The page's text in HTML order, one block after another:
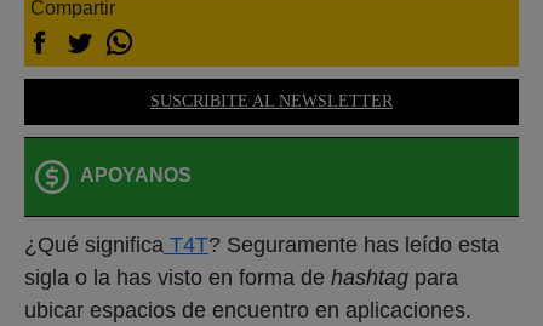
Compartir
SUSCRIBITE AL NEWSLETTER
APOYANOS
¿Qué significa T4T? Seguramente has leído esta
sigla o la has visto en forma de hashtag para
ubicar espacios de encuentro en aplicaciones.